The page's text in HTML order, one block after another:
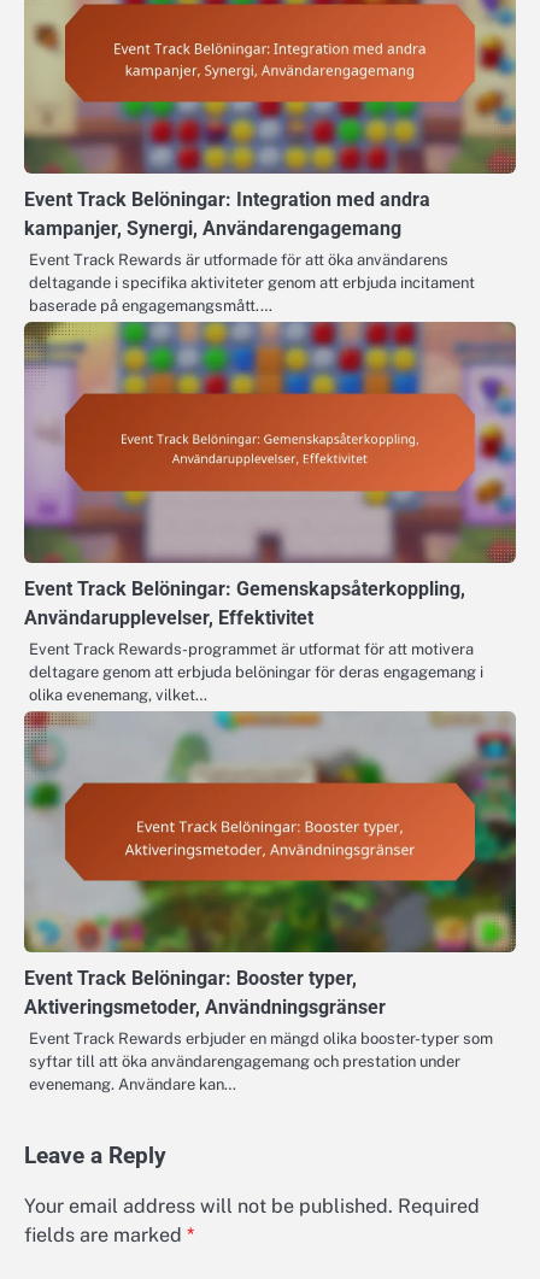
Event Track Belöningar: Integration med andra
kampanjer, Synergi, Användarengagemang
Event Track Rewards är utformade för att öka användarens
deltagande i specifika aktiviteter genom att erbjuda incitament
baserade på engagemangsmått.…
Event Track Belöningar: Gemenskapsåterkoppling,
Användarupplevelser, Effektivitet
Event Track Rewards-programmet är utformat för att motivera
deltagare genom att erbjuda belöningar för deras engagemang i
olika evenemang, vilket…
Event Track Belöningar: Booster typer,
Aktiveringsmetoder, Användningsgränser
Event Track Rewards erbjuder en mängd olika booster-typer som
syftar till att öka användarengagemang och prestation under
evenemang. Användare kan…
Leave a Reply
Your email address will not be published. Required
fields are marked *